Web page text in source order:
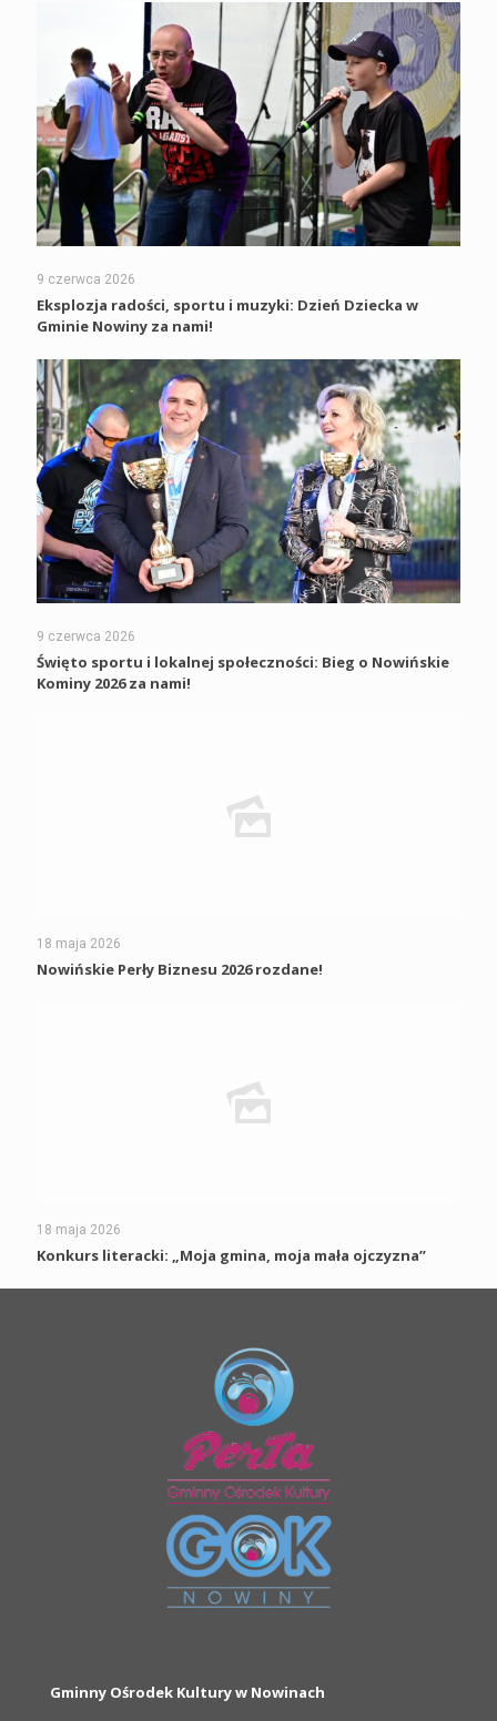
9 czerwca 2026
Eksplozja radości, sportu i muzyki: Dzień Dziecka w
Gminie Nowiny za nami!
9 czerwca 2026
Święto sportu i lokalnej społeczności: Bieg o Nowińskie
Kominy 2026 za nami!
18 maja 2026
Nowińskie Perły Biznesu 2026 rozdane!
18 maja 2026
Konkurs literacki: „Moja gmina, moja mała ojczyzna”
Gminny Ośrodek Kultury w Nowinach